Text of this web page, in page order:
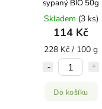
sypaný BIO 50g
Skladem (3 ks)
114 Kč
228 Kč / 100 g
Do košíku